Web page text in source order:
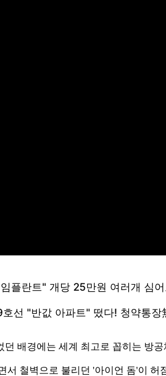
배경에는 세계 최고로 꼽히는 방
철벽으로 불리던 '아이언 돔'이 허